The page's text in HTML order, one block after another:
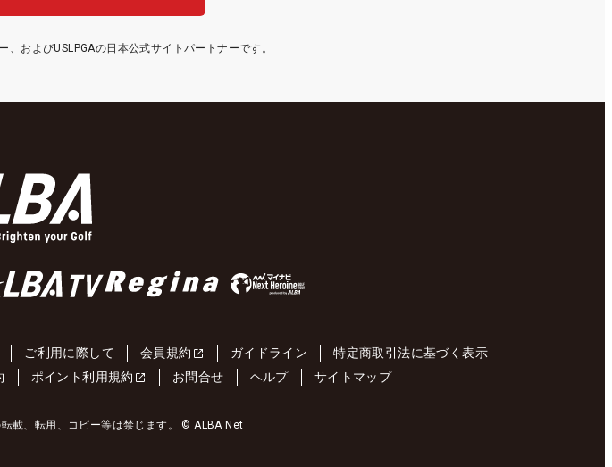
およびUSLPGAの日本公式サイトパートナーです。
ご利用に際して 会員規約 ガイドライン
特定商取引法に基づく表示
ポイント利用規約 お問合せ ヘルプ サイトマップ
載、転用、コピー等は禁じます。 © ALBA Net